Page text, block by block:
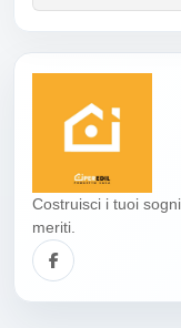
Costruisci i tuoi
meriti.